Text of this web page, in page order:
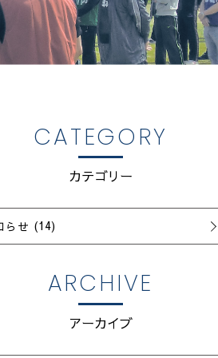
CATEGORY
カテゴリー
らせ (14)
ARCHIVE
アーカイブ